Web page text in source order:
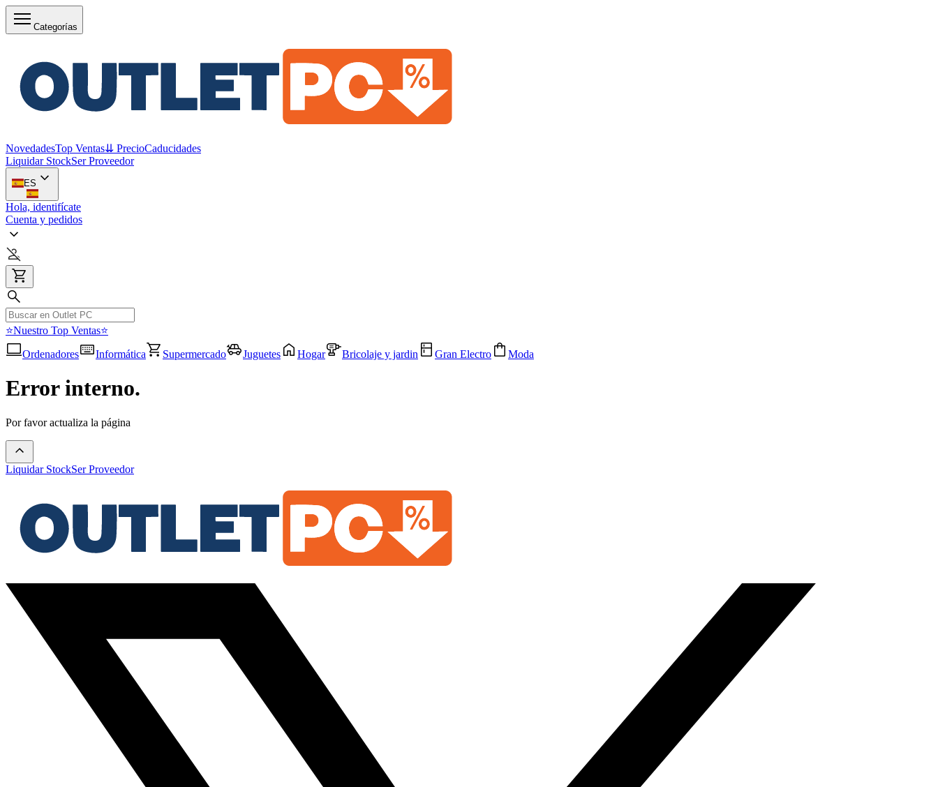
Categorías
NovedadesTop Ventas⇊ PrecioCaducidades
Liquidar StockSer Proveedor
ES
Hola, identifícate
Cuenta y pedidos
⭐Nuestro Top Ventas⭐
Ordenadores
Informática Supermercado Juguetes Hogar Bricolaje y jardin Gran Electro Moda
Error interno.
Por favor actualiza la página
Liquidar StockSer Proveedor